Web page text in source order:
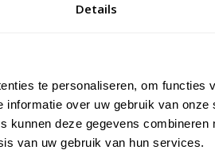
Details
te personaliseren, om functies
over uw gebruik van
kunnen deze gegevens
van uw gebruik van hun services.
Materiaal
Scheepvaartsdoek